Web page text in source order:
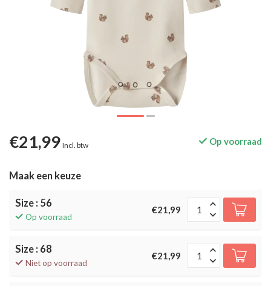
€21,99 Incl. btw Op voorraad
Maak een keuze
Size : 56
Op voorraad
€21,99
Size : 68
Niet op voorraad
€21,99